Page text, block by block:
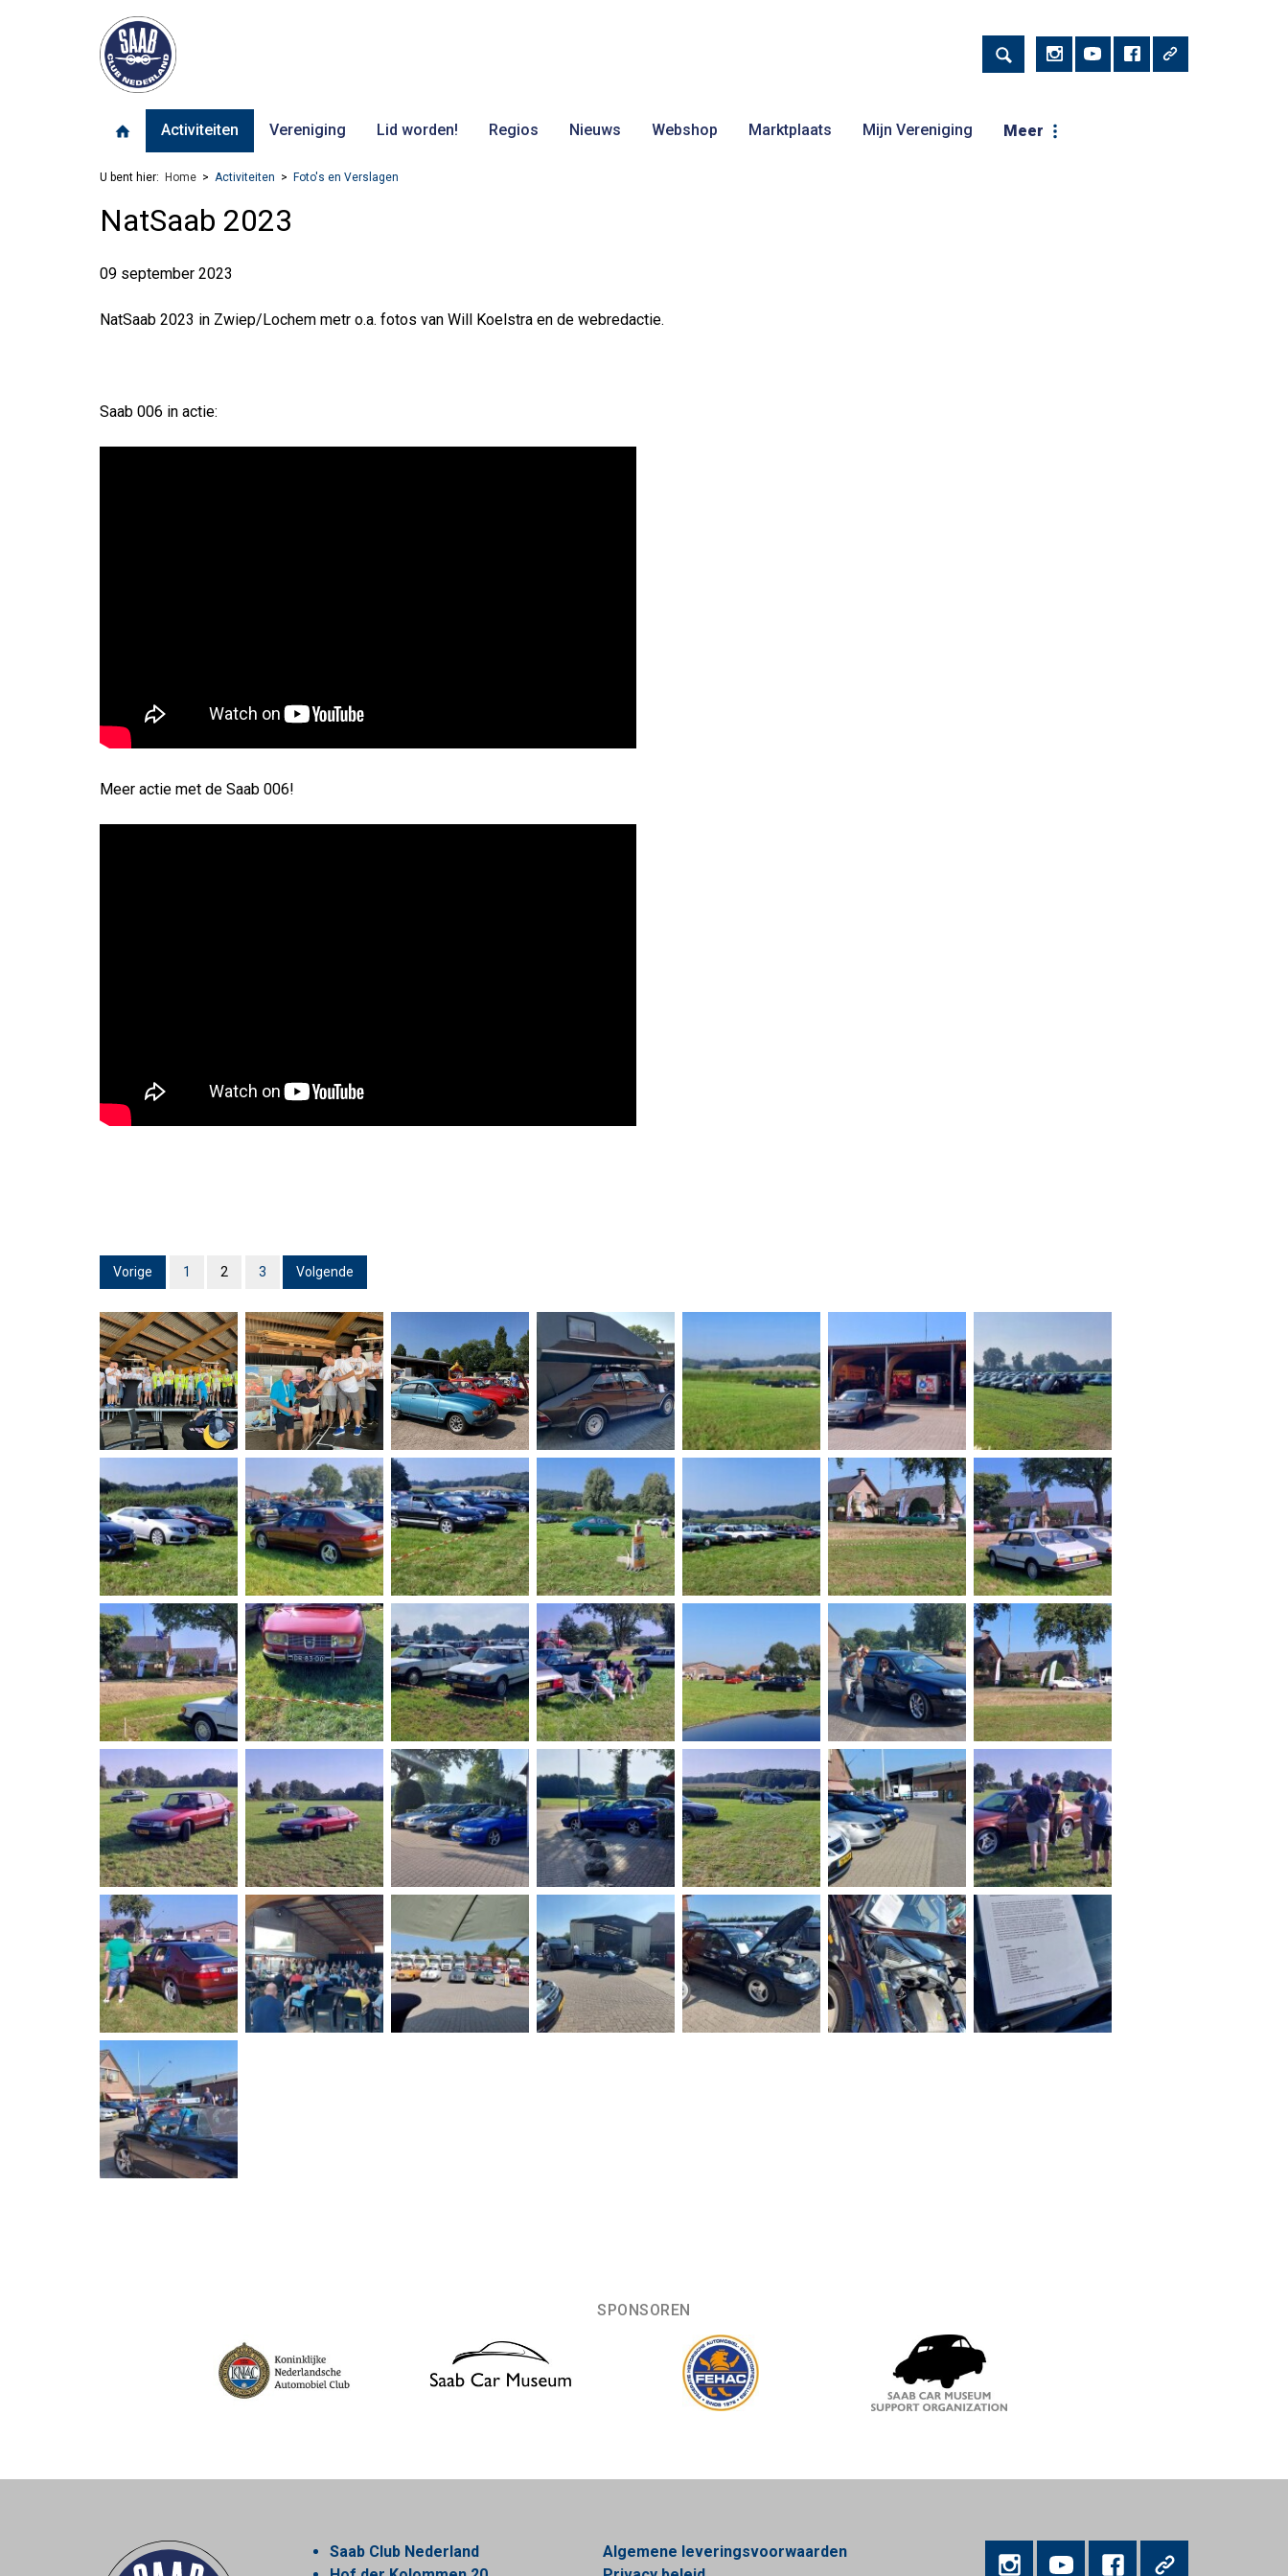
Activiteiten Vereniging Lid worden! Regios Nieuws Webshop Marktplaats Mijn Vereniging Meer
U bent hier: Home Activiteiten Foto's en Verslagen
NatSaab 2023
09 september 2023
NatSaab 2023 in Zwiep/Lochem metr o.a. fotos van Will Koelstra en de webredactie.
Saab 006 in actie:
Meer actie met de Saab 006!
Vorige 1 2 3 Volgende
SPONSOREN
Saab Club Nederland
Algemene leveringsvoorwaarden